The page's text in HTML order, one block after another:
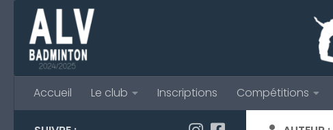
Skip to content
Accueil Le club Inscriptions Compétitions